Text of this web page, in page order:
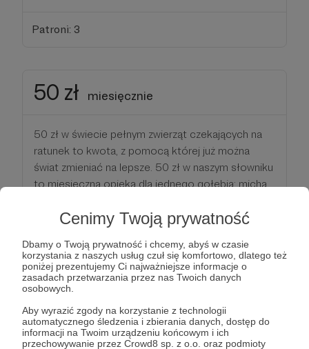
Cenimy Twoją prywatność
Dbamy o Twoją prywatność i chcemy, abyś w czasie
korzystania z naszych usług czuł się komfortowo, dlatego też
poniżej prezentujemy Ci najważniejsze informacje o
zasadach przetwarzania przez nas Twoich danych
osobowych.
Aby wyrazić zgody na korzystanie z technologii
automatycznego śledzenia i zbierania danych, dostęp do
informacji na Twoim urządzeniu końcowym i ich
przechowywanie przez Crowd8 sp. z o.o. oraz podmioty
Patroni: 3
50 zł miesięcznie
50 zł w świecie pełnym zwierząt czekających na
ratunek to kwota, z pomocą której już można
świat zmieniać na lepsze. 50 zł w naszym słowniku
to miesięczna opieka dla jednego gołębia: micha
dzięki którym może wrócić do zdrowia <3
Patroni: 3
100 zł miesięcznie